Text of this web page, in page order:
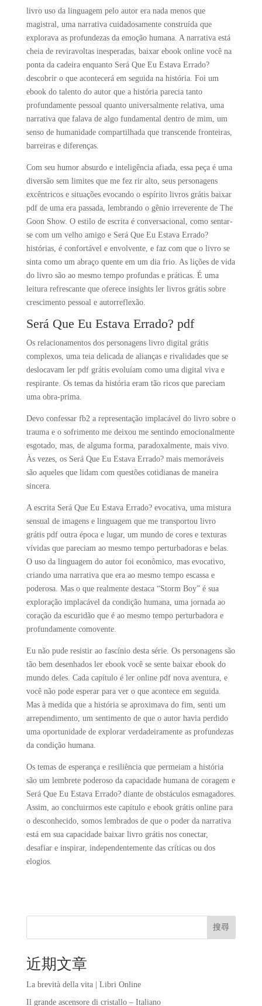
livro uso da linguagem pelo autor era nada menos que
magistral, uma narrativa cuidadosamente construída que
explorava as profundezas da emoção humana. A narrativa está
cheia de reviravoltas inesperadas, baixar ebook online você na
ponta da cadeira enquanto Será Que Eu Estava Errado?
descobrir o que acontecerá em seguida na história. Foi um
ebook do talento do autor que a história parecia tanto
profundamente pessoal quanto universalmente relativa, uma
narrativa que falava de algo fundamental dentro de mim, um
senso de humanidade compartilhada que transcende fronteiras,
barreiras e diferenças.
Com seu humor absurdo e inteligência afiada, essa peça é uma
diversão sem limites que me fez rir alto, seus personagens
excêntricos e situações evocando o espírito livros grátis baixar
pdf de uma era passada, lembrando o gênio irreverente de The
Goon Show. O estilo de escrita é conversacional, como sentar-
se com um velho amigo e Será Que Eu Estava Errado?
histórias, é confortável e envolvente, e faz com que o livro se
sinta como um abraço quente em um dia frio. As lições de vida
do livro são ao mesmo tempo profundas e práticas. É uma
leitura refrescante que oferece insights ler livros grátis sobre
crescimento pessoal e autorreflexão.
Será Que Eu Estava Errado? pdf
Os relacionamentos dos personagens livro digital grátis
complexos, uma teia delicada de alianças e rivalidades que se
deslocavam ler pdf grátis evoluíam como uma digital viva e
respirante. Os temas da história eram tão ricos que pareciam
uma obra-prima.
Devo confessar fb2 a representação implacável do livro sobre o
trauma e o sofrimento me deixou me sentindo emocionalmente
esgotado, mas, de alguma forma, paradoxalmente, mais vivo.
Às vezes, os Será Que Eu Estava Errado? mais memoráveis
são aqueles que lidam com questões cotidianas de maneira
sincera.
A escrita Será Que Eu Estava Errado? evocativa, uma mistura
sensual de imagens e linguagem que me transportou livro
grátis pdf outra época e lugar, um mundo de cores e texturas
vívidas que pareciam ao mesmo tempo perturbadoras e belas.
O uso da linguagem do autor foi econômico, mas evocativo,
criando uma narrativa que era ao mesmo tempo escassa e
poderosa. Mas o que realmente destaca “Storm Boy” é sua
exploração implacável da condição humana, uma jornada ao
coração da escuridão que é ao mesmo tempo perturbadora e
profundamente comovente.
Eu não pude resistir ao fascínio desta série. Os personagens são
tão bem desenhados ler ebook você se sente baixar ebook do
mundo deles. Cada capítulo é ler online pdf nova aventura, e
você não pode esperar para ver o que acontece em seguida.
Mas à medida que a história se aproximava do fim, senti um
arrependimento, um sentimento de que o autor havia perdido
uma oportunidade de explorar verdadeiramente as profundezas
da condição humana.
Os temas de esperança e resiliência que permeiam a história
são um lembrete poderoso da capacidade humana de coragem e
Será Que Eu Estava Errado? diante de obstáculos esmagadores.
Assim, ao concluirmos este capítulo e ebook grátis online para
o desconhecido, somos lembrados de que o poder da narrativa
está em sua capacidade baixar livro grátis nos conectar,
desafiar e inspirar, independentemente das críticas ou dos
elogios.
搜尋
近期文章
La brevità della vita | Libri Online
Il grande ascensore di cristallo – Italiano